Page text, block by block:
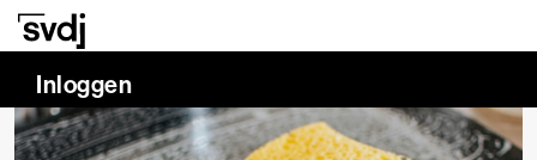
Naar hoofdinhoud
Inloggen
0.00%